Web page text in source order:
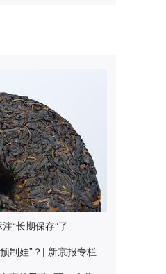
“长期保存”了
制娃”？| 新京报专栏